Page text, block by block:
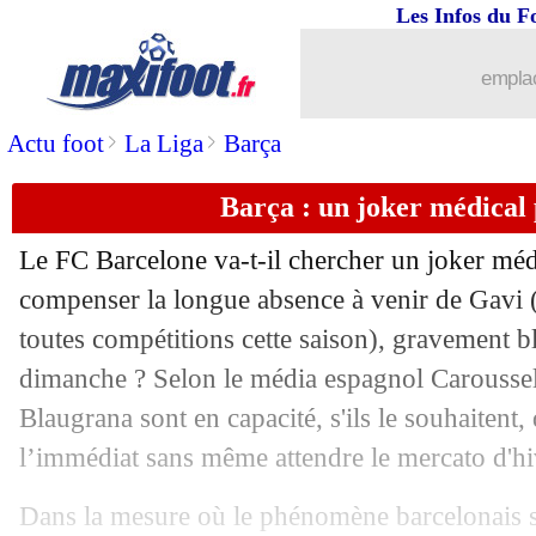
Actu foot> La Liga> Barça
Les Infos du
Barça : un joker médical
Le FC Barcelone va-t-il chercher un joker
compenser la longue absence à venir de Gavi
toutes compétitions cette saison), gravement
dimanche ? Selon le média espagnol
Blaugrana sont en capacité, s'ils le
l’immédiat sans même attendre le mercato
Dans la mesure où le phénomène barcelonais
Man City : Mendy réclame ses
20/11 Arsenal: l'OM sur F. Vieira pour cet
: Maurice toujours en
20/11 Allemagne: Kimmich, Nagelsmann
20/11 OM : les buteurs, la demande de
20/11 Rennes : le choix Stéphan justifié
20/11 Barça: Gavi, la solution Torre ?
Rennes : le départ de Genesio